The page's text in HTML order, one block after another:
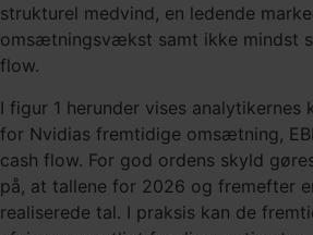
strukturel medvind, en ledende
omsætningsvækst samt ikke mindst
flow.
I figur 1 herunder vises analytikernes
for Nvidias fremtidige omsætning,
cash flow. For god ordens skyld
på, at tallene for 2026 og fremefter
realiserede tal. I praksis kan de